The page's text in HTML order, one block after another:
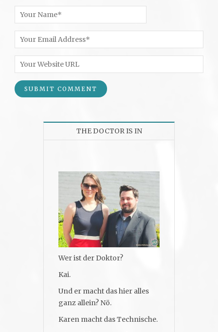
THE DOCTOR IS IN
Wer ist der Doktor?
Kai.
Und er macht das hier alles
ganz allein? Nö.
Karen macht das Technische.